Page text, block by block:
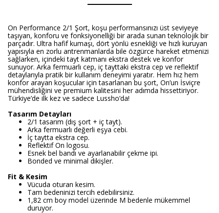
On Performance 2/1 Şort, koşu performansınızı üst seviyeye
taşıyan, konforu ve fonksiyonelliği bir arada sunan teknolojik bir
parçadır. Ultra hafif kumaşı, dört yönlü esnekliği ve hızlı kuruyan
yapısıyla en zorlu antrenmanlarda bile özgürce hareket etmenizi
sağlarken, içindeki tayt katmanı ekstra destek ve konfor
sunuyor. Arka fermuarlı cep, iç tayttaki ekstra cep ve reflektif
detaylarıyla pratik bir kullanım deneyimi yaratır. Hem hız hem
konfor arayan koşucular için tasarlanan bu şort, On’un İsviçre
mühendisliğini ve premium kalitesini her adımda hissettiriyor.
Türkiye’de ilk kez ve sadece Lussho’da!
Tasarım Detayları
2/1 tasarım (dış şort + iç tayt).
Arka fermuarlı değerli eşya cebi.
İç taytta ekstra cep.
Reflektif On logosu.
Esnek bel bandı ve ayarlanabilir çekme ipi.
Bonded ve minimal dikişler.
Fit & Kesim
Vücuda oturan kesim.
Tam bedeninizi tercih edebilirsiniz.
1,82 cm boy model üzerinde M bedenle mükemmel
duruyor.